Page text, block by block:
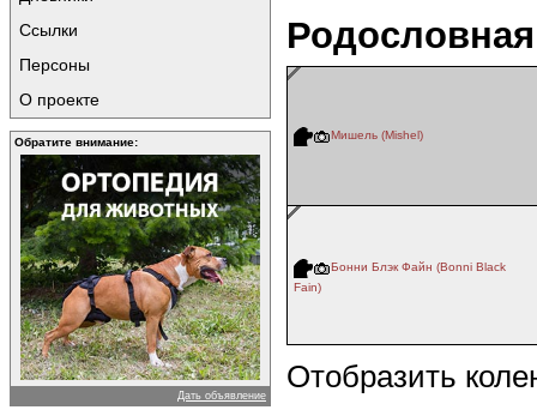
Ссылки
Персоны
О проекте
Обратите внимание:
Дать объявление
Родословная
Мишель (Mishel)
Бонни Блэк Файн (Bonni Black
Fain)
Отобразить